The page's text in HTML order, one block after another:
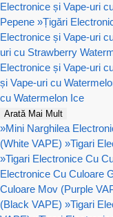
Electronice și Vape-uri
Pepene »Țigări
Electronice și Vape-uri
uri cu Strawberry
Electronice și Vape-uri
și Vape-uri cu
cu Watermelon Ice
Arată Mai Mult
»Mini Narghilea
(White VAPE) »Tigari
»Tigari Electronice Cu
Electronice Cu Culoare
Culoare Mov (Purple
(Black VAPE) »Tigari